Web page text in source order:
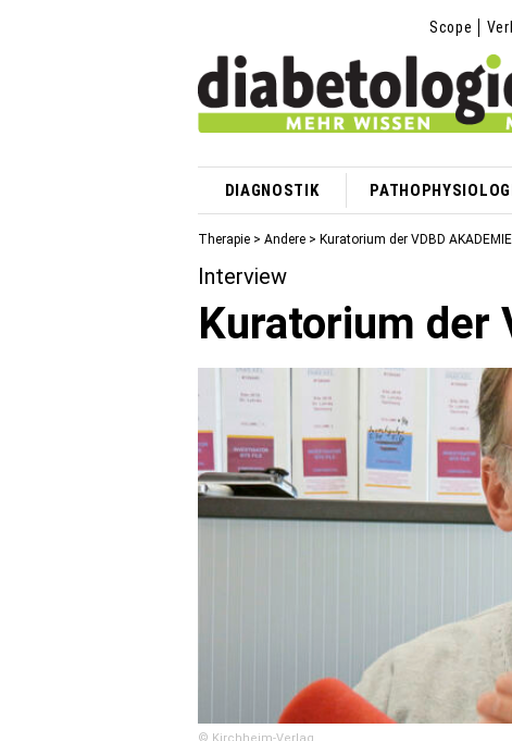
Scope
DIAGNOSTIK
Therapie > Andere > Kuratorium der VDBD AKADEMIE
Interview
Kuratorium der
© Kirchheim-Verlag